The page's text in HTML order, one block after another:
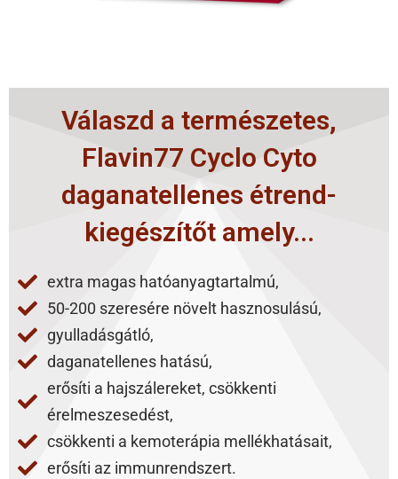
Válaszd a természetes,
Flavin77 Cyclo Cyto
daganatellenes étrend-
kiegészítőt amely...
extra magas hatóanyagtartalmú,
50-200 szeresére növelt hasznosulású,
gyulladásgátló,
daganatellenes hatású,
erősíti a hajszálereket, csökkenti
érelmeszesedést,
csökkenti a kemoterápia mellékhatásait,
erősíti az immunrendszert.